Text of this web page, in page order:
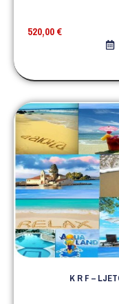
520,00€
K R F –